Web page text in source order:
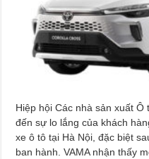
Hiệp hội Các nhà sản xuất Ô
đến sự lo lắng của khách
xe ô tô tại Hà Nội, đặc biệt
ban hành. VAMA nhận thấy